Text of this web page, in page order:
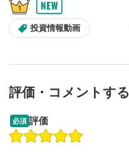
投資情報動画
操作説明動画
評価・コメントする
必須 評価